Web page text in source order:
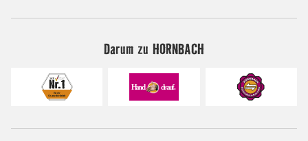
Darum zu HORNBACH